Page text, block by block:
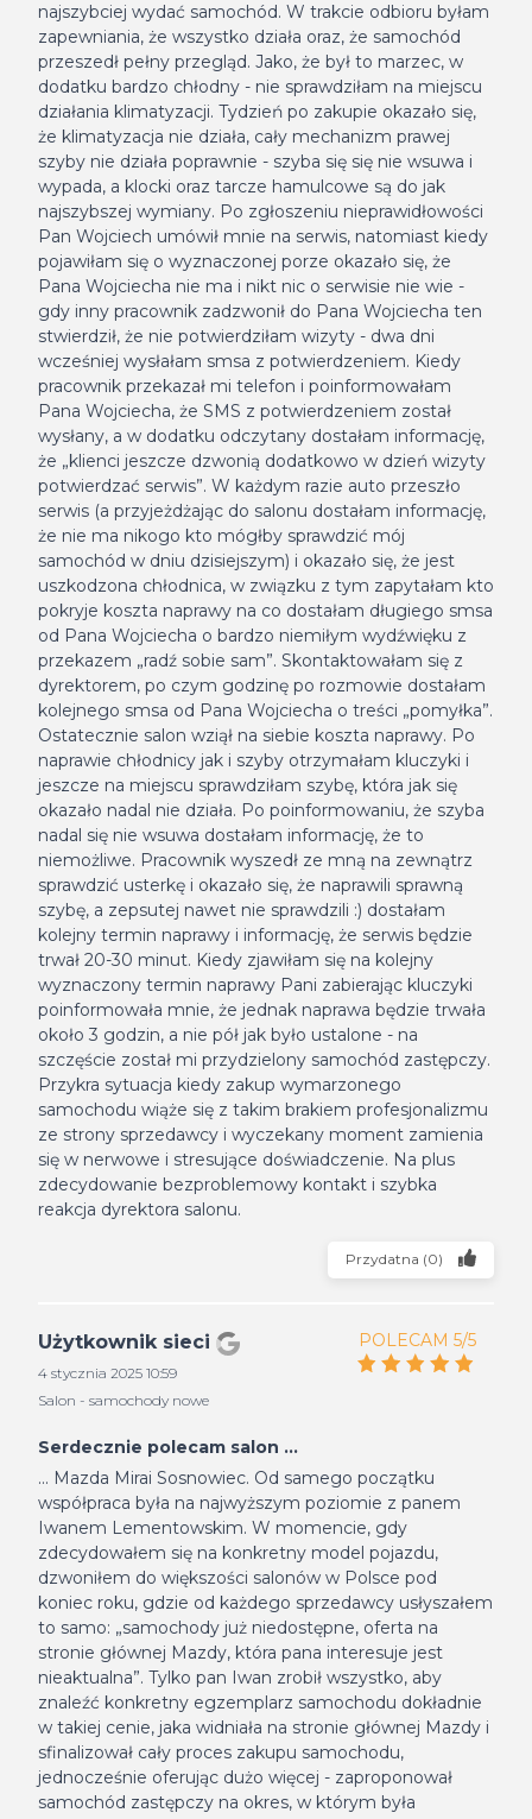
najszybciej wydać samochód. W trakcie odbioru byłam
zapewniania, że wszystko działa oraz, że samochód
przeszedł pełny przegląd. Jako, że był to marzec, w
dodatku bardzo chłodny - nie sprawdziłam na miejscu
działania klimatyzacji. Tydzień po zakupie okazało się,
że klimatyzacja nie działa, cały mechanizm prawej
szyby nie działa poprawnie - szyba się się nie wsuwa i
wypada, a klocki oraz tarcze hamulcowe są do jak
najszybszej wymiany. Po zgłoszeniu nieprawidłowości
Pan Wojciech umówił mnie na serwis, natomiast kiedy
pojawiłam się o wyznaczonej porze okazało się, że
Pana Wojciecha nie ma i nikt nic o serwisie nie wie -
gdy inny pracownik zadzwonił do Pana Wojciecha ten
stwierdził, że nie potwierdziłam wizyty - dwa dni
wcześniej wysłałam smsa z potwierdzeniem. Kiedy
pracownik przekazał mi telefon i poinformowałam
Pana Wojciecha, że SMS z potwierdzeniem został
wysłany, a w dodatku odczytany dostałam informację,
że „klienci jeszcze dzwonią dodatkowo w dzień wizyty
potwierdzać serwis”. W każdym razie auto przeszło
serwis (a przyjeżdżając do salonu dostałam informację,
że nie ma nikogo kto mógłby sprawdzić mój
samochód w dniu dzisiejszym) i okazało się, że jest
uszkodzona chłodnica, w związku z tym zapytałam kto
pokryje koszta naprawy na co dostałam długiego smsa
od Pana Wojciecha o bardzo niemiłym wydźwięku z
przekazem „radź sobie sam”. Skontaktowałam się z
dyrektorem, po czym godzinę po rozmowie dostałam
kolejnego smsa od Pana Wojciecha o treści „pomyłka”.
Ostatecznie salon wziął na siebie koszta naprawy. Po
naprawie chłodnicy jak i szyby otrzymałam kluczyki i
jeszcze na miejscu sprawdziłam szybę, która jak się
okazało nadal nie działa. Po poinformowaniu, że szyba
nadal się nie wsuwa dostałam informację, że to
niemożliwe. Pracownik wyszedł ze mną na zewnątrz
sprawdzić usterkę i okazało się, że naprawili sprawną
szybę, a zepsutej nawet nie sprawdzili :) dostałam
kolejny termin naprawy i informację, że serwis będzie
trwał 20-30 minut. Kiedy zjawiłam się na kolejny
wyznaczony termin naprawy Pani zabierając kluczyki
poinformowała mnie, że jednak naprawa będzie trwała
około 3 godzin, a nie pół jak było ustalone - na
szczęście został mi przydzielony samochód zastępczy.
Przykra sytuacja kiedy zakup wymarzonego
samochodu wiąże się z takim brakiem profesjonalizmu
ze strony sprzedawcy i wyczekany moment zamienia
się w nerwowe i stresujące doświadczenie. Na plus
zdecydowanie bezproblemowy kontakt i szybka
reakcja dyrektora salonu.
Przydatna (0)
Użytkownik sieci
4 stycznia 2025 10:59
Salon - samochody nowe
POLECAM 5/5
Serdecznie polecam salon ...
... Mazda Mirai Sosnowiec. Od samego początku
współpraca była na najwyższym poziomie z panem
Iwanem Lementowskim. W momencie, gdy
zdecydowałem się na konkretny model pojazdu,
dzwoniłem do większości salonów w Polsce pod
koniec roku, gdzie od każdego sprzedawcy usłyszałem
to samo: „samochody już niedostępne, oferta na
stronie głównej Mazdy, która pana interesuje jest
nieaktualna”. Tylko pan Iwan zrobił wszystko, aby
znaleźć konkretny egzemplarz samochodu dokładnie
w takiej cenie, jaka widniała na stronie głównej Mazdy i
sfinalizował cały proces zakupu samochodu,
jednocześnie oferując dużo więcej - zaproponował
samochód zastępczy na okres, w którym była